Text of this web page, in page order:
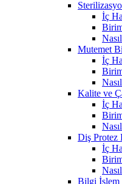
İç
Mutemet
İç
Kalite ve
İç
Diş Protez
İç
Bilgi